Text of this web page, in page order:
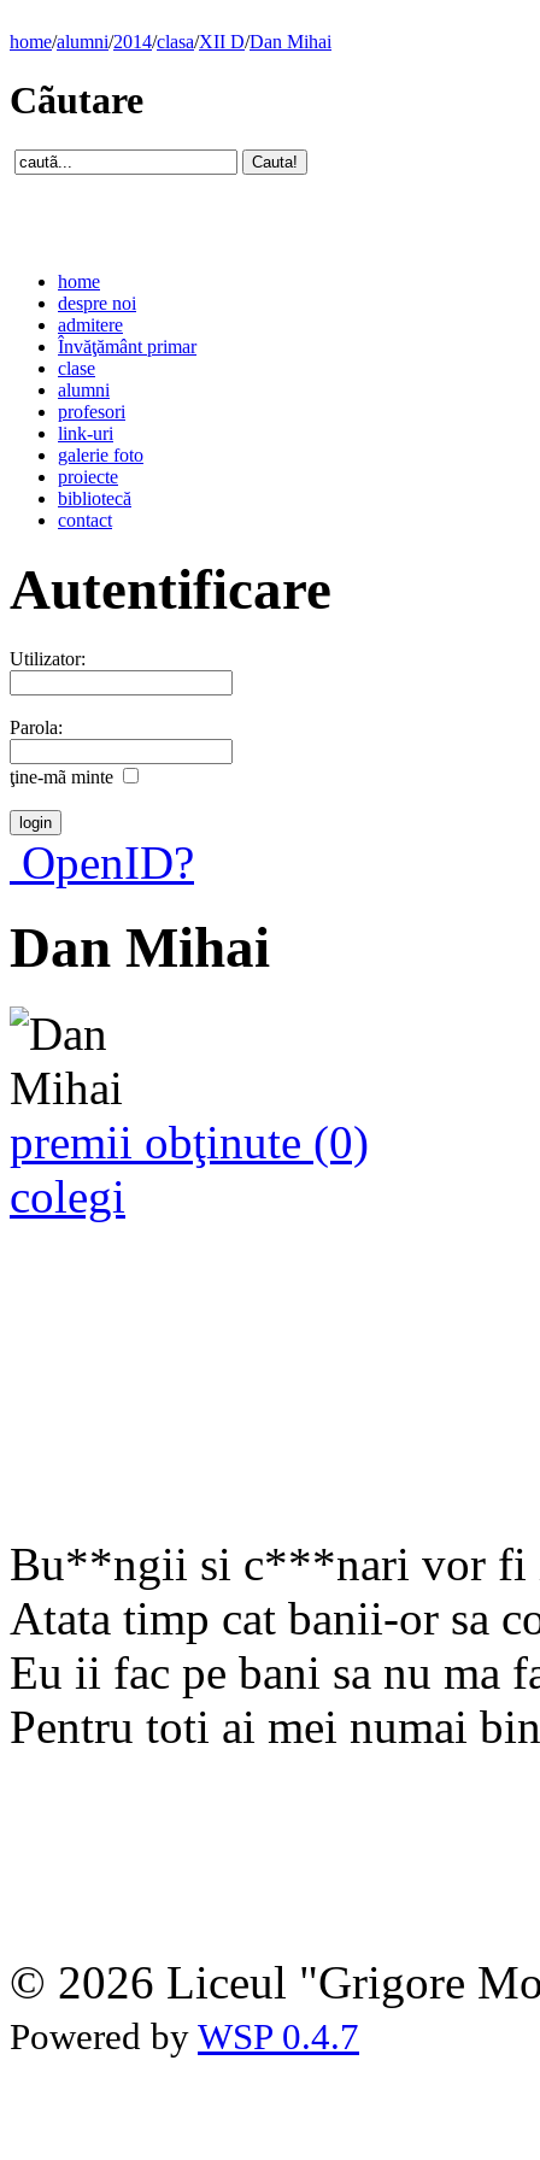
home/alumni/2014/clasa/XII D/Dan Mihai
Cãutare
home
despre noi
admitere
Învăţământ primar
clase
alumni
profesori
link-uri
galerie foto
proiecte
bibliotecă
contact
Autentificare
Utilizator:
Parola:
ţine-mã minte
OpenID?
Dan Mihai
premii obţinute (0)
colegi
Bu**ngii si c***nari vor fi
Atata timp cat banii-or sa
Eu ii fac pe bani sa nu ma
Pentru toti ai mei numai
© 2026 Liceul "Grigore
Powered by WSP 0.4.7